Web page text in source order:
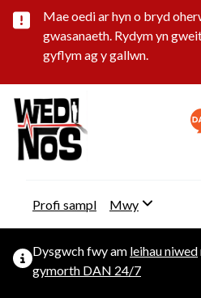
Rhybudd sylwedd
Mae oedi ar hyn o bryd
gwasanaeth. Rydym yn
gyflym ag y gallwn.
Profi sampl Mwy
Dysgwch fwy am leihau niwed
gymorth DAN 24/7